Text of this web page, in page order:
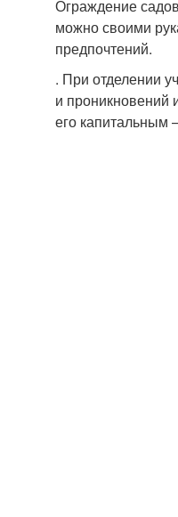
Ограждение
можно своими
предпочтений.
. При отделении
и проникновений
его капитальным